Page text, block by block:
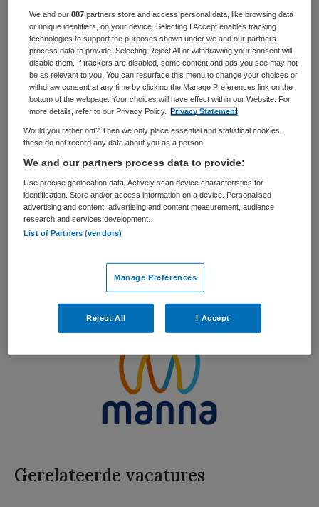
Zorgmanagement Lid Raad van Toezicht
BRANCHE
Stichting
AANSTELLING
Tijdelijk dienstverband
28 oktober 2025 WO
Ervaren Parttime
Vacature niet beschikbaar
Deze vacature Lid Raad van Toezicht, financiën en
vastgoed bij Zorggroep Manna is niet meer actueel.
u wellicht interessant zijn.
Gerelateerde vacatures
We and our887 partners store and access personal data, like browsing data
or unique identifiers, on your device. Selecting I Accept enables tracking
technologies to support the purposes shown under we and our partners
process data to provide. Selecting Reject All or withdrawing your consent will
disable them. If trackers are disabled, some content and ads you see may not
be as relevant to you. You can resurface this menu to change your choices or
withdraw consent at any time by clicking the Manage Preferences link on the
bottom of the webpage. Your choices will have effect within our Website. For
more details, refer to our Privacy Policy.
Privacy Statement
Would you rather not? Then we only place essential and statistical cookies,
these do not record any data about you as a person
We and our partners process data to provide:
Use precise geolocation data. Actively scan device characteristics for
identification. Store and/or access information on a device. Personalised
advertising and content, advertising and content measurement, audience
research and services development.
List of Partners (vendors)
Manage Preferences
Reject All I Accept